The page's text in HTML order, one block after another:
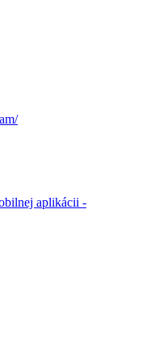
aplikácii -